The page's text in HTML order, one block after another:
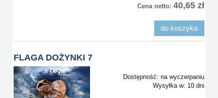
Cena netto: 40,65 zł
do koszyka
FLAGA DOŻYNKI 7
Dostępność: na wyczerpaniu
Wysyłka w: 10 dni